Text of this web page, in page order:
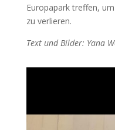
Europapark treffen,
zu verlieren.
Text und Bilder: Yana